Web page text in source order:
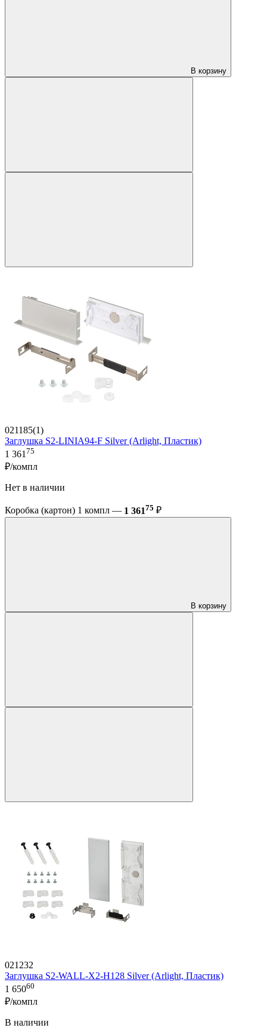
В корзину
021185(1)
Заглушка S2-LINIA94-F Silver (Arlight, Пластик)
1 361 75
₽/компл
Нет в наличии
Коробка (картон) 1 компл — 1 36175 ₽
В корзину
021232
Заглушка S2-WALL-X2-H128 Silver (Arlight, Пластик)
1 65060
₽/компл
В наличии